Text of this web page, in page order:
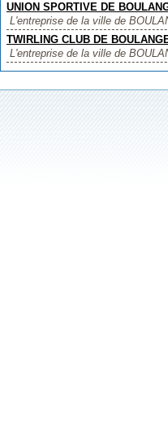
UNION SPORTIVE DE
L'entreprise de la ville de
TWIRLING CLUB DE
L'entreprise de la ville de